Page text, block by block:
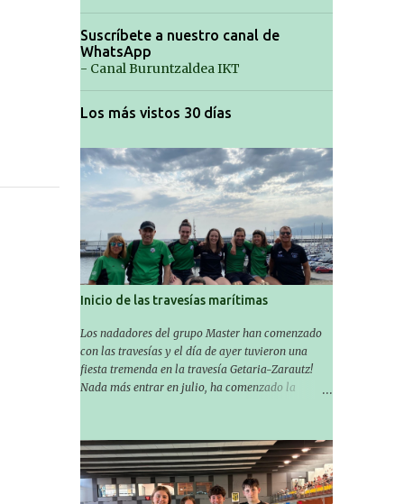
Suscríbete a nuestro canal de
WhatsApp
- Canal Buruntzaldea IKT
Los más vistos 30 días
Inicio de las travesías marítimas
Los nadadores del grupo Master han comenzado
con las travesías y el día de ayer tuvieron una
fiesta tremenda en la travesía Getaria-Zarautz!
Nada más entrar en julio, ha comenzado la
Masters de nuestro equipo! En esta ocasión han
empezado a participar más tarde, pero ya han
estado en tres citas y están muy contentos,
esperando la fecha de su próxima cita. Para